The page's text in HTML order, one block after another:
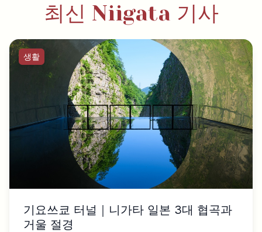
최신 Niigata 기사
생활
기요쓰쿄 터널｜니가타 일본 3대 협곡과
거울 절경